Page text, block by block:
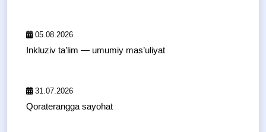
05.08.2026
Inkluziv ta’lim — umumiy mas’uliyat
31.07.2026
Qoraterangga sayohat